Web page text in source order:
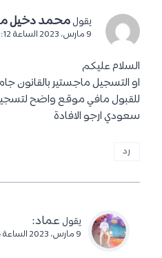
يقول محمد دخيل
9 مارس، 2023 الساعة 2:12 م
السلام عليكم
او التسجيل ماجستير بالقانون
للقبول مافي موقع واضح
سعودي ارجو الافادة
رد
يقول عماد:
9 مارس، 2023 الساعة 3:14 م